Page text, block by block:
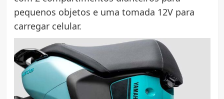
pequenos objetos e uma tomada 12V para
carregar celular.